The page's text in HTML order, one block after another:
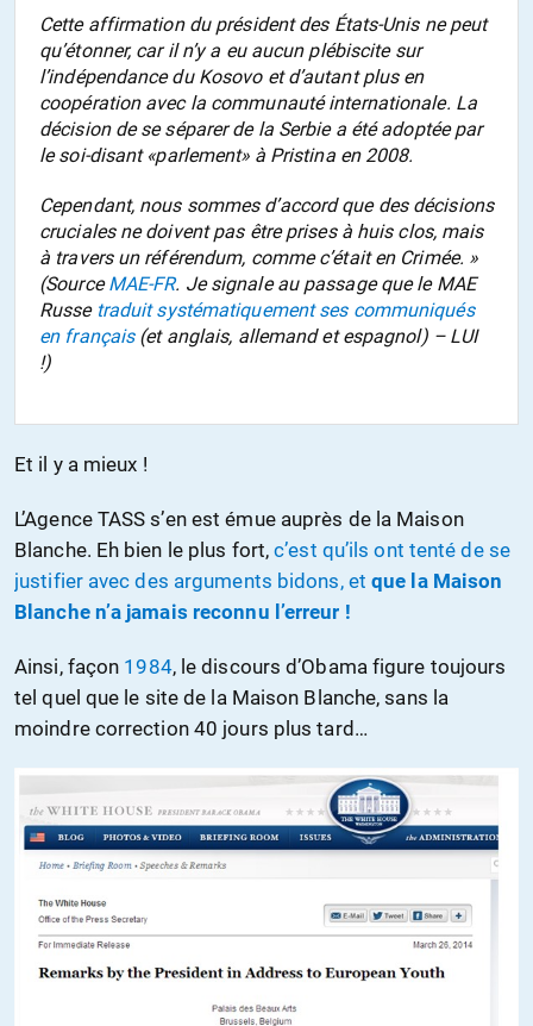
Cette affirmation du président des États-Unis ne peut
qu’étonner, car il n’y a eu aucun plébiscite sur
l’indépendance du Kosovo et d’autant plus en
coopération avec la communauté internationale. La
décision de se séparer de la Serbie a été adoptée par
le soi-disant «parlement» à Pristina en 2008.
Cependant, nous sommes d’accord que des décisions
cruciales ne doivent pas être prises à huis clos, mais
à travers un référendum, comme c’était en Crimée. »
(SourceMAE-FR. Je signale au passage que le MAE
Russe traduit systématiquement ses communiqués
en français(et anglais, allemand et espagnol) – LUI
!)
Et il y a mieux !
L’Agence TASS s’en est émue auprès de la Maison
Blanche. Eh bien le plus fort,c’est qu’ils ont tenté de se
justifier avec des arguments bidons, etque la Maison
Blanche n’a jamais reconnu l’erreur !
Ainsi, façon 1984, le discours d’Obama figure toujours
tel quel que le site de la Maison Blanche, sans la
moindre correction 40 jours plus tard…